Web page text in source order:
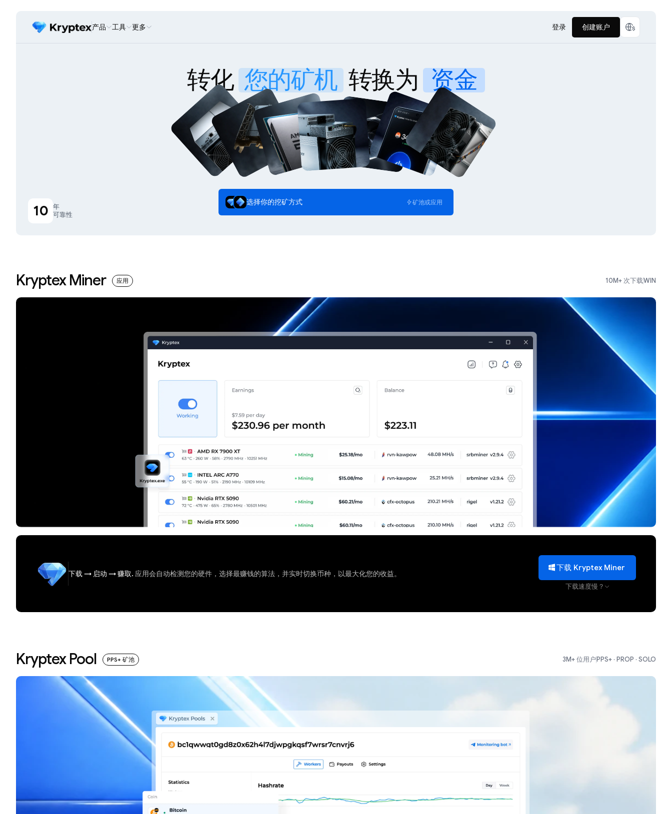
产品 工具 更多 登录 创建账户
转化 您的矿机 转换为 资金
选择你的挖矿方式 矿池或应用
10 年
可靠性
WhatsMiner M70
Kryptex Miner 应用 10M+ 次下载WIN
下载 → 启动 →赚取. 应用会自动检测您的硬件，选择最赚钱的算法，并实时切换币种，以最大化您的收益。
下载 Kryptex Miner
下载速度慢？
Kryptex Pool PPS+ 矿池 3M+ 位用户PPS+ · PROP · SOLO